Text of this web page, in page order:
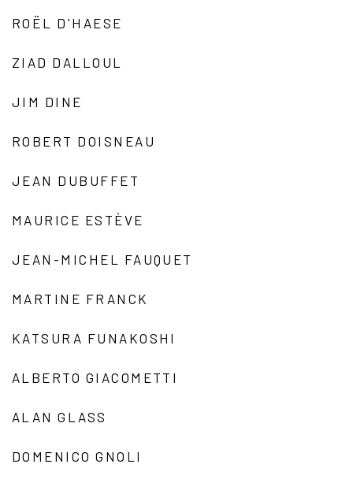
ROËL D'HAESE
ZIAD DALLOUL
JIM DINE
ROBERT DOISNEAU
JEAN DUBUFFET
MAURICE ESTÈVE
JEAN-MICHEL FAUQUET
MARTINE FRANCK
KATSURA FUNAKOSHI
ALBERTO GIACOMETTI
ALAN GLASS
DOMENICO GNOLI